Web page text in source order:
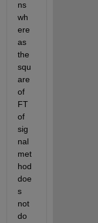
ns
wh
ere
as
the
squ
are
of
FT
of
sig
nal
met
hod
doe
s
not
do